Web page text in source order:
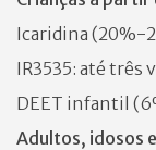
Icaridina (20%-
IR3535: até três
DEET infantil
Adultos, idosos